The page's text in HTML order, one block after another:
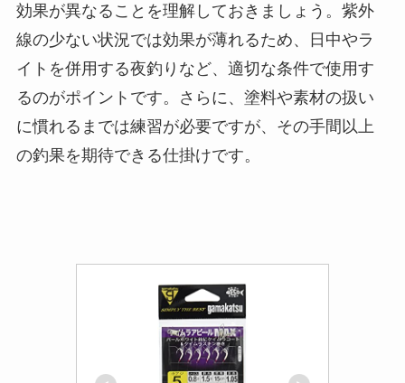
効果が異なることを理解しておきましょう。紫外
線の少ない状況では効果が薄れるため、日中やラ
イトを併用する夜釣りなど、適切な条件で使用す
るのがポイントです。さらに、塗料や素材の扱い
に慣れるまでは練習が必要ですが、その手間以上
の釣果を期待できる仕掛けです。